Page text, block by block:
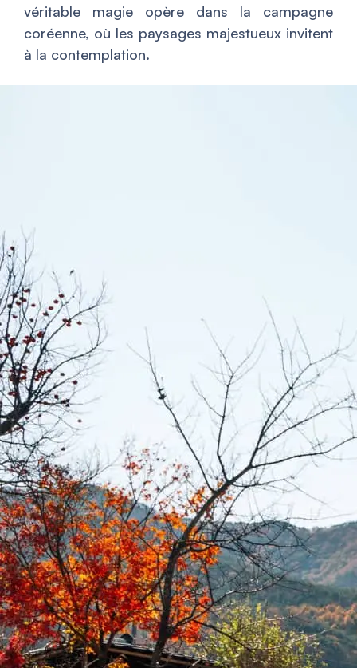
véritable magie opère dans la campagne
coréenne, où les paysages majestueux invitent
à la contemplation.